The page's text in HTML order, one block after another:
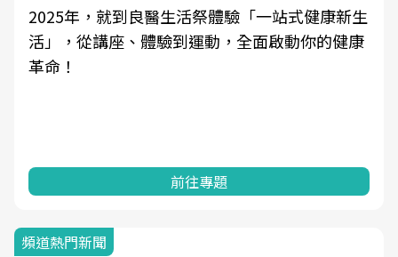
2025年，就到良醫生活祭體驗「一站式健康新生
活」，從講座、體驗到運動，全面啟動你的健康
革命！
前往專題
頻道熱門新聞